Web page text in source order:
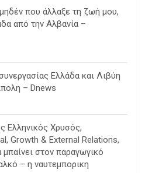
που άλλαξε τη ζωή μου,
από την Αλβανία –
Ελλάδα και Λιβύη
– Dnews
Ελληνικός Χρυσός,
Growth & External Relations,
στον παραγωγικό
– η ναυτεμπορικη